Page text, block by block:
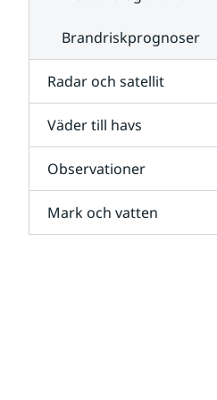
Brandriskprognoser
Radar och satellit
Väder till havs
Observationer
Mark och vatten